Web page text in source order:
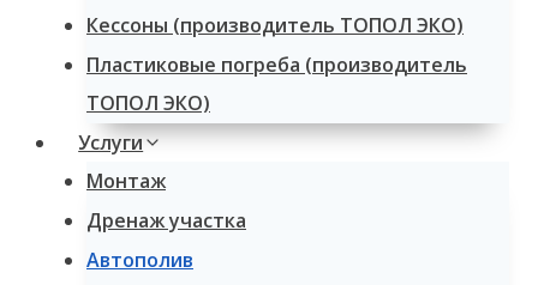
Кессоны (производитель ТОПОЛ ЭКО)
Пластиковые погреба (производитель
ТОПОЛ ЭКО)
Услуги
Монтаж
Дренаж участка
Автополив